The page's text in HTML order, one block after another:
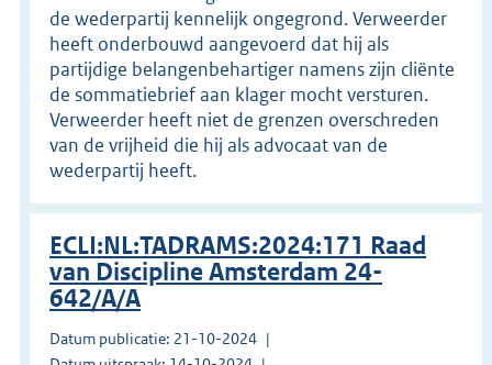
de wederpartij kennelijk ongegrond. Verweerder
heeft onderbouwd aangevoerd dat hij als
partijdige belangenbehartiger namens zijn cliënte
de sommatiebrief aan klager mocht versturen.
Verweerder heeft niet de grenzen overschreden
van de vrijheid die hij als advocaat van de
wederpartij heeft.
ECLI:NL:TADRAMS:2024:171 Raad
van Discipline Amsterdam 24-
642/A/A
Datum publicatie: 21-10-2024